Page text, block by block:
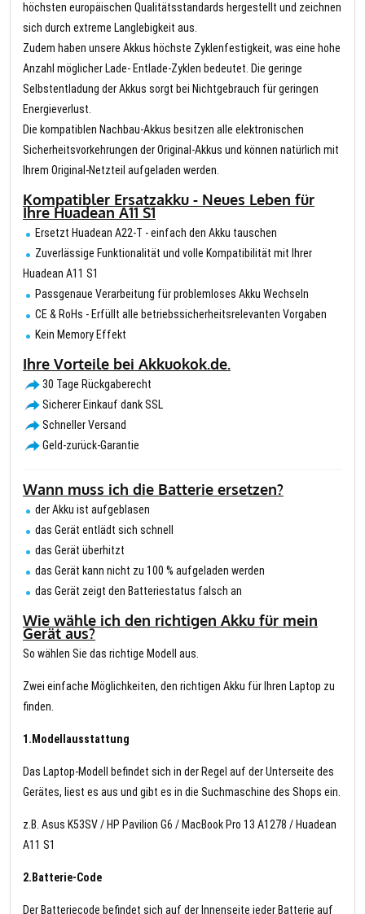
höchsten europäischen Qualitätsstandards hergestellt und zeichnen
sich durch extreme Langlebigkeit aus.
Zudem haben unsere Akkus höchste Zyklenfestigkeit, was eine hohe
Anzahl möglicher Lade- Entlade-Zyklen bedeutet. Die geringe
Selbstentladung der Akkus sorgt bei Nichtgebrauch für geringen
Energieverlust.
Die kompatiblen Nachbau-Akkus besitzen alle elektronischen
Sicherheitsvorkehrungen der Original-Akkus und können natürlich mit
Ihrem Original-Netzteil aufgeladen werden.
Kompatibler Ersatzakku - Neues Leben für
Ihre Huadean A11 S1
Ersetzt Huadean A22-T - einfach den Akku tauschen
Zuverlässige Funktionalität und volle Kompatibilität mit Ihrer
Huadean A11 S1
Passgenaue Verarbeitung für problemloses Akku Wechseln
CE & RoHs - Erfüllt alle betriebssicherheitsrelevanten Vorgaben
Kein Memory Effekt
Ihre Vorteile bei Akkuokok.de.
30 Tage Rückgaberecht
Sicherer Einkauf dank SSL
Schneller Versand
Geld-zurück-Garantie
Wann muss ich die Batterie ersetzen?
der Akku ist aufgeblasen
das Gerät entlädt sich schnell
das Gerät überhitzt
das Gerät kann nicht zu 100 % aufgeladen werden
das Gerät zeigt den Batteriestatus falsch an
Wie wähle ich den richtigen Akku für mein
Gerät aus?
So wählen Sie das richtige Modell aus.
Zwei einfache Möglichkeiten, den richtigen Akku für Ihren Laptop zu
finden.
1.Modellausstattung
Das Laptop-Modell befindet sich in der Regel auf der Unterseite des
Gerätes, liest es aus und gibt es in die Suchmaschine des Shops ein.
z.B. Asus K53SV / HP Pavilion G6 / MacBook Pro 13 A1278 / Huadean
A11 S1
2.Batterie-Code
Der Batteriecode befindet sich auf der Innenseite jeder Batterie auf